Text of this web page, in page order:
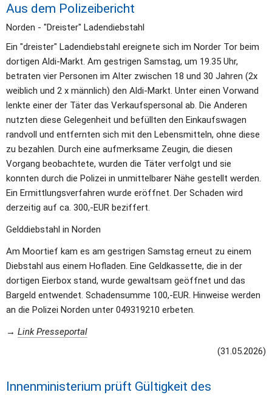
Aus dem Polizeibericht
Norden - "Dreister" Ladendiebstahl
Ein "dreister" Ladendiebstahl ereignete sich im Norder Tor beim
dortigen Aldi-Markt. Am gestrigen Samstag, um 19.35 Uhr,
betraten vier Personen im Alter zwischen 18 und 30 Jahren (2x
weiblich und 2 x männlich) den Aldi-Markt. Unter einen Vorwand
lenkte einer der Täter das Verkaufspersonal ab. Die Anderen
nutzten diese Gelegenheit und befüllten den Einkaufswagen
randvoll und entfernten sich mit den Lebensmitteln, ohne diese
zu bezahlen. Durch eine aufmerksame Zeugin, die diesen
Vorgang beobachtete, wurden die Täter verfolgt und sie
konnten durch die Polizei in unmittelbarer Nähe gestellt werden.
Ein Ermittlungsverfahren wurde eröffnet. Der Schaden wird
derzeitig auf ca. 300,-EUR beziffert.
Gelddiebstahl in Norden
Am Moortief kam es am gestrigen Samstag erneut zu einem
Diebstahl aus einem Hofladen. Eine Geldkassette, die in der
dortigen Eierbox stand, wurde gewaltsam geöffnet und das
Bargeld entwendet. Schadensumme 100,-EUR. Hinweise werden
an die Polizei Norden unter 049319210 erbeten.
→ Link Presseportal
(31.05.2026)
Innenministerium prüft Gültigkeit des